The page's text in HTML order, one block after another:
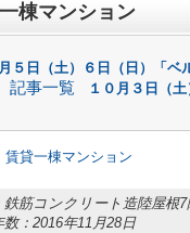
棟マンション
５日（土）６日（日）「ベ
記事一覧 １０月３日（
賃貸一棟マンション
鉄筋コンクリート造陸屋根7
数：2016年11月28日